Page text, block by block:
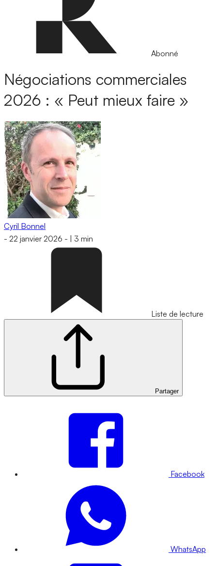
Abonné
Négociations commerciales
2026 : « Peut mieux faire »
Cyril Bonnel
- 22 janvier 2026 - 3 min
Liste de lecture
Partager
Facebook
WhatsApp